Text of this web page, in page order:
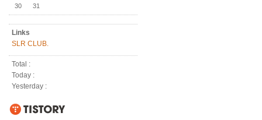
30
31
Links
SLR CLUB.
Total :
Today :
Yesterday :